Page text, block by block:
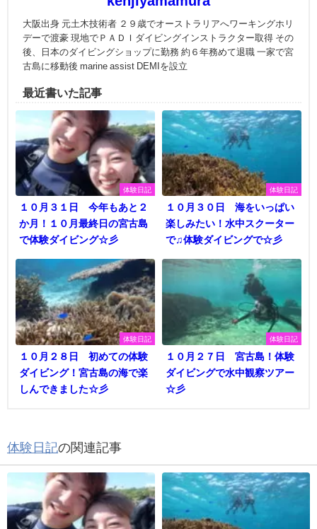
大阪出身 元土木技術者 ２９歳でオーストラリアへワーキングホリ
デーで渡豪 現地でＰＡＤＩダイビングインストラクター取得 その
後、日本のダイビングショップに勤務 約６年務めて退職 一家で宮
古島に移動後 marine assist DEMIを設立
最近書いた記事
体験日記
１０月３１日 今年もあと２
か月！１０月最終日の宮古島
で体験ダイビング☆彡
体験日記
１０月３０日 海をいっぱい
楽しみたい！水中スクーター
で♫体験ダイビングで☆彡
体験日記
１０月２８日 初めての体験
ダイビング！宮古島の海で楽
しんできました☆彡
体験日記
１０月２７日 宮古島！体験
ダイビングで水中観察ツアー
☆彡
体験日記の関連記事